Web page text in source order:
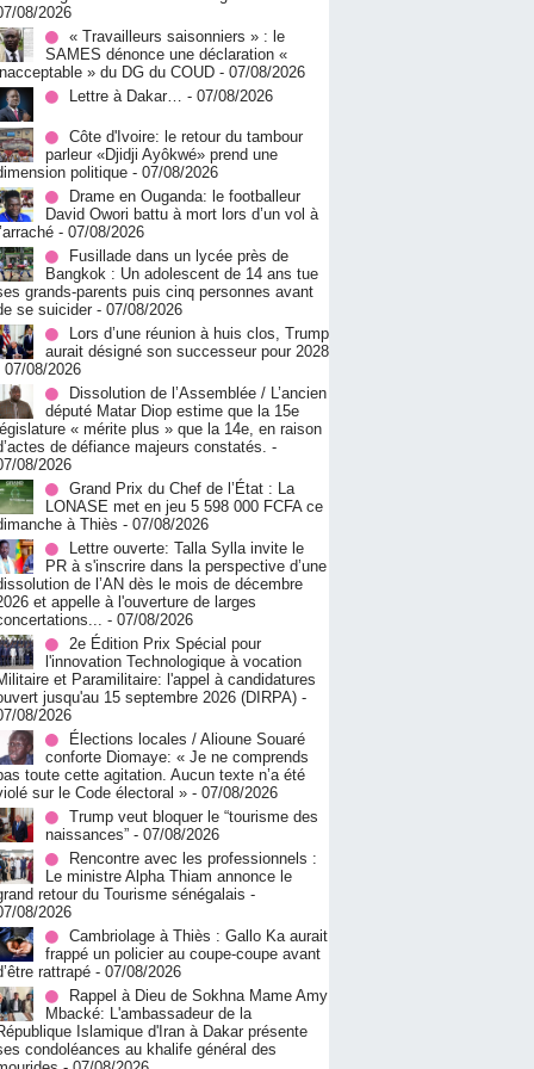
08/2026
« Travailleurs saisonniers » : le
SAMES dénonce une déclaration «
» du DG du COUD - 07/08/2026
Lettre à Dakar… - 07/08/2026
Côte d'Ivoire: le retour du tambour
parleur «Djidji Ayôkwé» prend une
politique - 07/08/2026
Drame en Ouganda: le footballeur
David Owori battu à mort lors d’un vol à
- 07/08/2026
Fusillade dans un lycée près de
Bangkok : Un adolescent de 14 ans tue
grands-parents puis cinq personnes avant
se suicider - 07/08/2026
Lors d’une réunion à huis clos, Trump
aurait désigné son successeur pour 2028
07/08/2026
Dissolution de l’Assemblée / L’ancien
député Matar Diop estime que la 15e
« mérite plus » que la 14e, en raison
de défiance majeurs constatés. -
08/2026
Grand Prix du Chef de l’État : La
LONASE met en jeu 5 598 000 FCFA ce
à Thiès - 07/08/2026
Lettre ouverte: Talla Sylla invite le
PR à s'inscrire dans la perspective d’une
de l’AN dès le mois de décembre
et appelle à l'ouverture de larges
- 07/08/2026
2e Édition Prix Spécial pour
l'innovation Technologique à vocation
et Paramilitaire: l'appel à candidatures
jusqu'au 15 septembre 2026 (DIRPA) -
08/2026
Élections locales / Alioune Souaré
conforte Diomaye: « Je ne comprends
toute cette agitation. Aucun texte n’a été
sur le Code électoral » - 07/08/2026
Trump veut bloquer le “tourisme des
naissances” - 07/08/2026
Rencontre avec les professionnels :
Le ministre Alpha Thiam annonce le
retour du Tourisme sénégalais -
08/2026
Cambriolage à Thiès : Gallo Ka aurait
frappé un policier au coupe-coupe avant
rattrapé - 07/08/2026
Rappel à Dieu de Sokhna Mame Amy
Mbacké: L'ambassadeur de la
Islamique d'Iran à Dakar présente
condoléances au khalife général des